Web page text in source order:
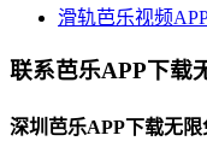
滑轨芭乐视频
联系芭乐APP下载
深圳芭乐APP下载无